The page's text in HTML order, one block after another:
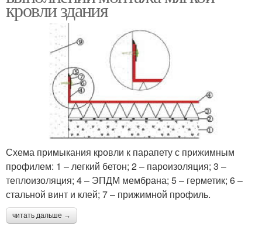
кровли здания
Схема примыкания кровли к парапету с прижимным
профилем: 1 – легкий бетон; 2 – пароизоляция; 3 –
теплоизоляция; 4 – ЭПДМ мембрана; 5 – герметик; 6 –
стальной винт и клей; 7 – прижимной профиль.
читать дальше →